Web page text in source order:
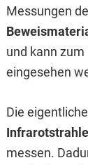
Messungen
und kann
eingesehen
Die
messen.